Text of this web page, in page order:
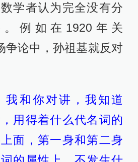
学者认为完全没有分
例如在1920年关
争论中，孙祖基就反对
我和你对讲，我知道
用得着什么代名词的
面，第一身和第二身